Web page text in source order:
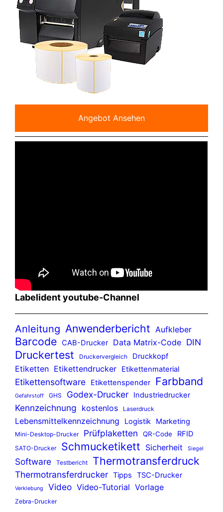
Angebot Ansehen
Labelident youtube-Channel
Anleitung Anwenderbericht Aufkleber
Barcode CAB-Drucker Data Matrix-Code DIN
Druckertest Druckervergleich Druckkopf
Etiketten Etikettendrucker Etikettenmaterial
Etikettensoftware Etikettenspender Farbband
Gefahrstoff GHS Godex-Drucker Industriedrucker
Kennzeichnung kostenlos Laserdruck
Lebensmittelkennzeichnung Logistik Marketing
Mini-Desktop-Drucker Prüfplaketten QR-Code RFID
SATO-Drucker Schmucketikett Sicherheit Siegel
Software Testbericht Thermotransferdruck
Thermotransferdrucker Tipps TSC-Drucker
Verklebung Video Video-Tutorial Vorlage
Zebra-Drucker